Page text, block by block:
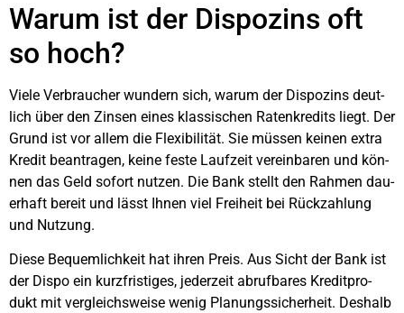
War­um ist der Dis­po­zins oft
so hoch?
Vie­le Ver­brau­cher wun­dern sich, war­um der Dis­po­zins deut­
lich über den Zin­sen eines klas­si­schen Raten­kre­dits liegt. Der
Grund ist vor allem die Fle­xi­bi­li­tät. Sie müs­sen kei­nen extra
Kre­dit bean­tra­gen, kei­ne fes­te Lauf­zeit ver­ein­ba­ren und kön­
nen das Geld sofort nut­zen. Die Bank stellt den Rah­men dau­
er­haft bereit und lässt Ihnen viel Frei­heit bei Rück­zah­lung
und Nut­zung.
Die­se Bequem­lich­keit hat ihren Preis. Aus Sicht der Bank ist
der Dis­po ein kurz­fris­ti­ges, jeder­zeit abruf­ba­res Kre­dit­pro­
dukt mit ver­gleichs­wei­se wenig Pla­nungs­si­cher­heit. Des­halb